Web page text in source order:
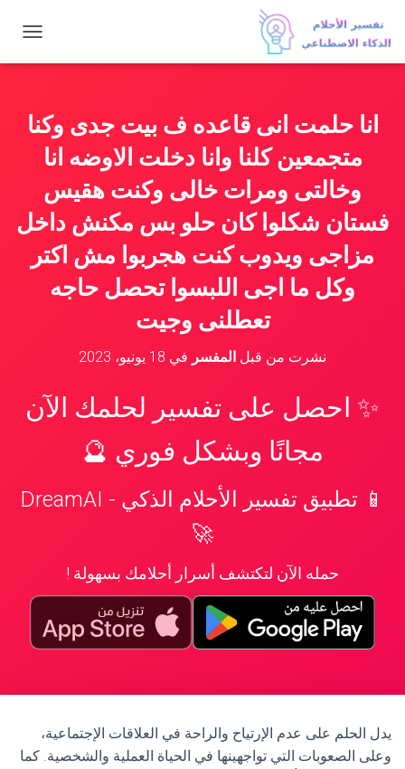
ب
ل
ا
انا حلمت انى قاعده ف بيت جدى وكنا
متجمعين كلنا وانا دخلت الاوضه انا
وخالتى ومرات خالى وكنت هقيس
فستان شكلوا كان حلو بس مكنش داخل
مزاجى ويدوب كنت هجربوا مش اكتر
وكل ما اجى اللبسوا تحصل حاجه
تعطلنى وجيت
نشرت من قبل المفسر في 18 يونيو، 2023
✨ احصل على تفسير لحلمك الآن
مجانًا وبشكل فوري 🔮
📱 تطبيق تفسير الأحلام الذكي - DreamAI
🚀
حمله الآن لتكتشف أسرار أحلامك بسهولة !
يدل الحلم على عدم الإرتياح والراحة في العلاقات الإجتماعية،
وعلى الصعوبات التي تواجهينها في الحياة العملية والشخصية. كما